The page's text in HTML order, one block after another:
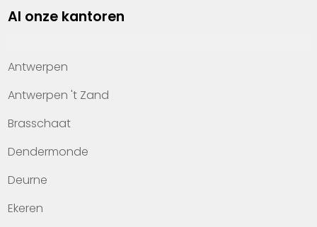
Property management
Kennis van wonen
Kantoren
Veelgestelde vragen
Werken bij Heylen Vastgoed
Contact
Al onze kantoren
Antwerpen
Antwerpen 't Zand
Brasschaat
Dendermonde
Deurne
Ekeren